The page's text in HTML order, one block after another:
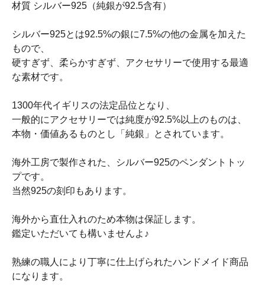
材質 シルバー925（純銀が92.5含有）
シルバー925とは92.5%の銀に7.5%の他の金属を加えた
もので、
硬すぎず、柔らかすぎず、アクセサリーで使用する最適
な素材です。
1300年代イギリスの法定品位となり、
一般的にアクセサリーでは純度が92.5%以上のものは、
本物・価値あるものとし「純銀」とされています。
海外工房で製作された、シルバー925のペンダントトッ
プです。
当然925の刻印もあります。
海外から直仕入れのため本物は保証します。
鑑定いただいても構いませんよ♪
熟練の職人により丁寧に仕上げられたハンドメイド商品
になります。